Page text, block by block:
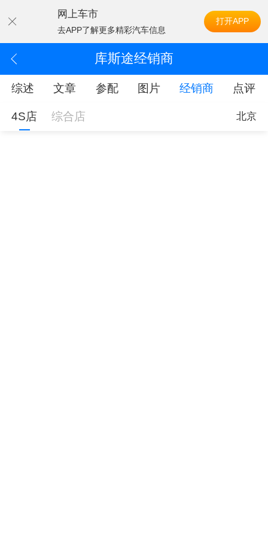
网上车市
去APP了解更多精彩汽车信息
打开APP
库斯途经销商
综述 文章 参配 图片 经销商 点评
4S店 综合店 北京